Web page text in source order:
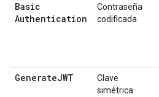
Basic
Authentication
Contraseña
codificada
GenerateJWT
Clave
simétrica